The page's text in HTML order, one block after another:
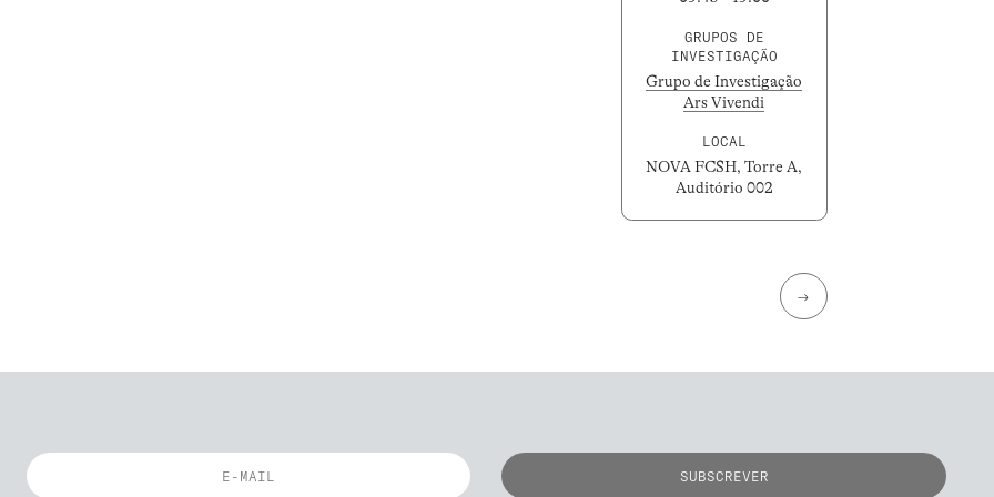
GRUPOS DE
INVESTIGAÇÃO
Grupo de Investigação
Ars Vivendi
LOCAL
NOVA FCSH, Torre A,
Auditório 002
→